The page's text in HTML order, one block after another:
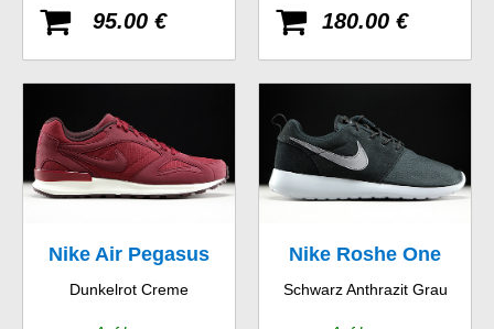
95.00 € 180.00 €
Nike Air Pegasus
New Racer
Dunkelrot Creme
Nike Roshe One
Suede
Schwarz Anthrazit Grau